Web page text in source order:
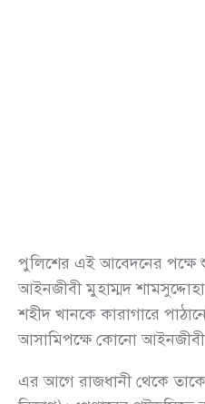
পুলিশের এই আবেদনের পক্ষে
আইনজীবী মুহাম্মদ
শহীদ খানকে কারাগারে
আসামিপক্ষে কোনো আইনজীবী
এর আগে রাজধানী থেকে তাকে